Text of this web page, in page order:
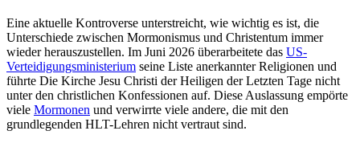
Eine aktuelle Kontroverse unterstreicht, wie wichtig es ist, die
Unterschiede zwischen Mormonismus und Christentum immer
wieder herauszustellen. Im Juni 2026 überarbeitete das US-
Verteidigungsministerium seine Liste anerkannter Religionen und
führte Die Kirche Jesu Christi der Heiligen der Letzten Tage nicht
unter den christlichen Konfessionen auf. Diese Auslassung empörte
viele Mormonen und verwirrte viele andere, die mit den
grundlegenden HLT-Lehren nicht vertraut sind.